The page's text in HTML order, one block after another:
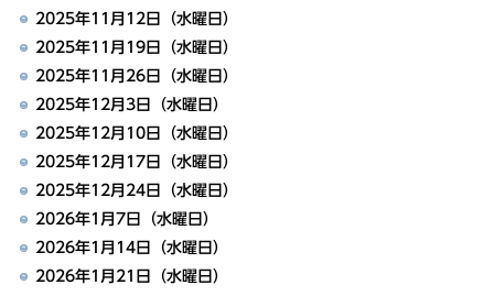
2025年11月12日（水曜日）
2025年11月19日（水曜日）
2025年11月26日（水曜日）
2025年12月3日（水曜日）
2025年12月10日（水曜日）
2025年12月17日（水曜日）
2025年12月24日（水曜日）
2026年1月7日（水曜日）
2026年1月14日（水曜日）
2026年1月21日（水曜日）